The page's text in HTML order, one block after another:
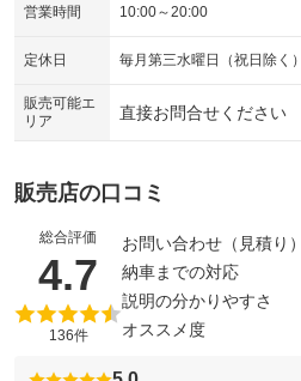
営業時間 10:00～20:00
定休日 毎月第三水曜日（祝日除く
販売可能エ
リア
直接お問合せください
販売店の口コミ
総合評価
4.7 （5点満点
136件
お問い合わせ（見積り）
納車までの対応
説明の分かりやすさ
オススメ度